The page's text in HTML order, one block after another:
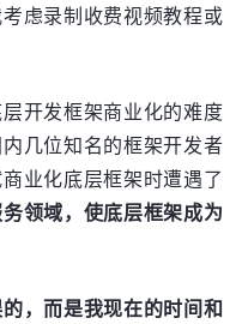
虑录制收费视频教程或
开发框架商业化的难度
几位知名的框架开发者
业化底层框架时遭遇了
领域，使底层框架成为
，而是我现在的时间和